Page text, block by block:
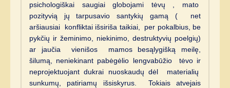
psichologiškai saugiai globojami tėvų , mato
pozityvią jų tarpusavio santykių gamą ( net
aršiausiai konfliktai išsiriša taikiai, per pokalbius, be
pykčių ir žeminimo, niekinimo, destruktyvių poelgių)
ar jaučia vienišos mamos besąlygišką meilę,
šilumą, neniekinant pabėgėlio lengvabūžio tėvo ir
neprojektuojant dukrai nuoskaudų dėl materialių
sunkumų, patiriamų išsiskyrus. Tokiais atvejais